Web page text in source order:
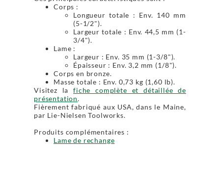
Corps :
Longueur totale : Env. 140 mm
(5-1/2").
Largeur totale : Env. 44,5 mm (1-
3/4").
Lame :
Largeur : Env. 35 mm (1-3/8").
Épaisseur : Env. 3,2 mm (1/8").
Corps en bronze.
Masse totale : Env. 0,73 kg (1,60 lb).
Visitez lafiche complète et détaillée de
présentation.
Fièrement fabriqué aux USA, dans le Maine,
par Lie-Nielsen Toolworks.
Produits complémentaires :
Lame de rechange